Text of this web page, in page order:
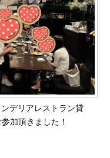
デリアレストラン貸
加頂きました！